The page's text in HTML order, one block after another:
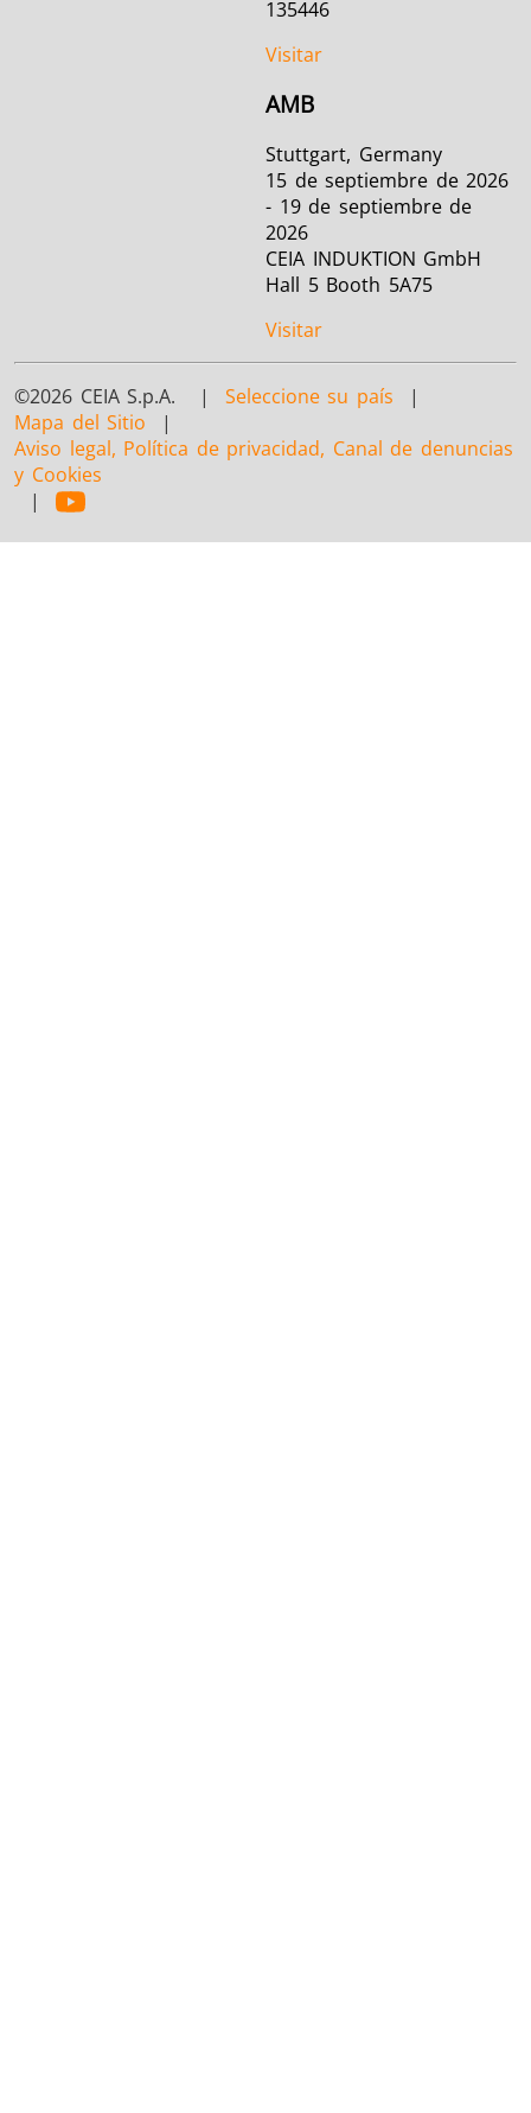
135446
Visitar
AMB
Stuttgart, Germany
15 de septiembre de 2026
- 19 de septiembre de
2026
CEIA INDUKTION GmbH
Hall 5 Booth 5A75
Visitar
©2026 CEIA S.p.A. | Seleccione su país |
Mapa del Sitio |
Aviso legal, Política de privacidad, Canal de denuncias
y Cookies
|